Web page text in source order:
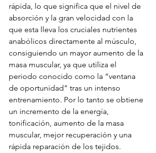
rápida, lo que significa que el nivel de
absorción y la gran velocidad con la
que esta lleva los cruciales nutrientes
anabólicos directamente al músculo,
consiguiendo un mayor aumento de la
masa muscular, ya que utiliza el
periodo conocido como la “ventana
de oportunidad” tras un intenso
entrenamiento. Por lo tanto se obtiene
un incremento de la energía,
tonificación, aumento de la masa
muscular, mejor recuperación y una
rápida reparación de los tejidos.